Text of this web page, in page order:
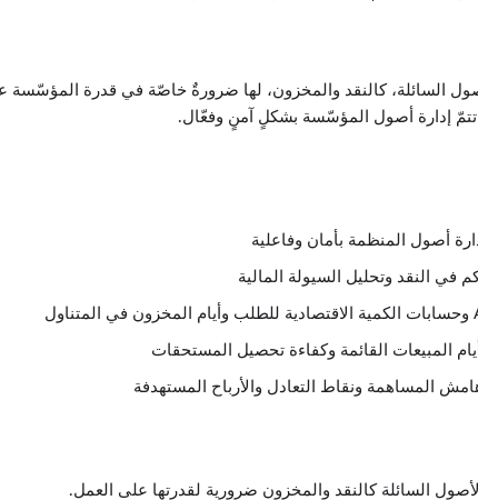
السائلة، كالنقد والمخزون، لها ضرورةٌ خاصّة في قدرة المؤسّسة
إدارة أصول المؤسّسة بشكلٍ آمنٍ وفعّال.
أصول المنظمة بأمان وفاعلية
في النقد وتحليل السيولة المالية
المبيعات القائمة وكفاءة تحصيل المستحقات
المساهمة ونقاط التعادل والأرباح المستهدفة
السائلة كالنقد والمخزون ضرورية لقدرتها على العمل.